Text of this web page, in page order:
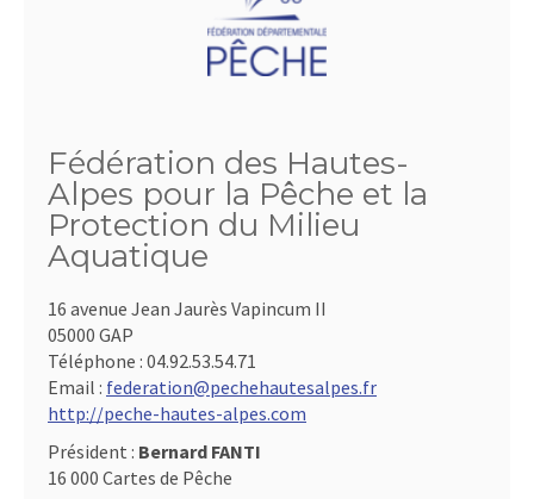
Fédération des Hautes-
Alpes pour la Pêche et la
Protection du Milieu
Aquatique
16 avenue Jean Jaurès Vapincum II
05000 GAP
Téléphone : 04.92.53.54.71
Email : federation@pechehautesalpes.fr
http://peche-hautes-alpes.com
Président : Bernard FANTI
16 000 Cartes de Pêche